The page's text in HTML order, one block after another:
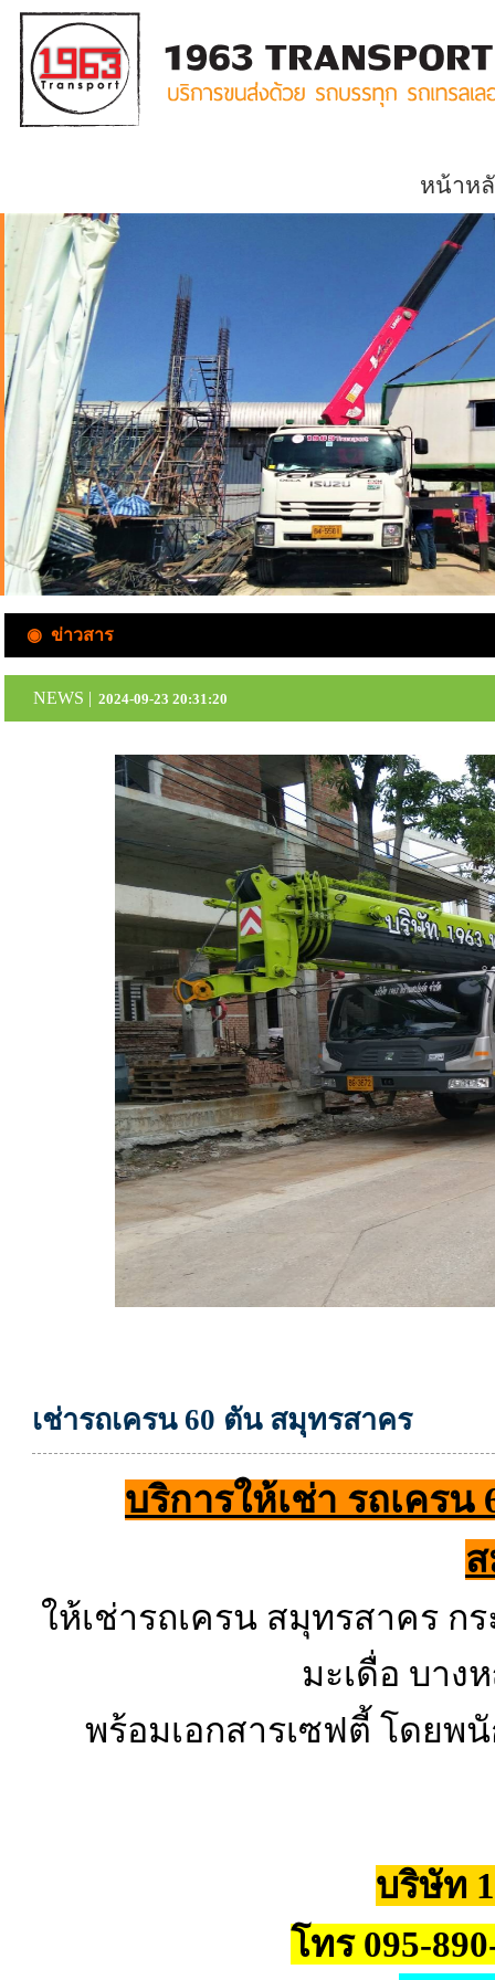
หน้าห
◉ ข่าวสาร
NEWS | 2024-09-23 20:31:20
เช่ารถเครน 60 ตัน สมุทรสาคร
บริการให้เช่า รถเครน
ให้เช่ารถเครน สมุทรสาคร
มะเดื่อ บา
พร้อมเอกสารเซฟตี้ โดยพ
บริษัท
โทร 095-